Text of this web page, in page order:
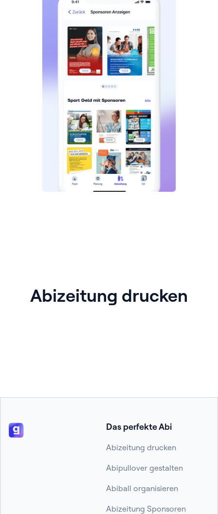
Abizeitung drucken
Das perfekte Abi
Abizeitung drucken
Abipullover gestalten
Abiball organisieren
Abizeitung Sponsoren